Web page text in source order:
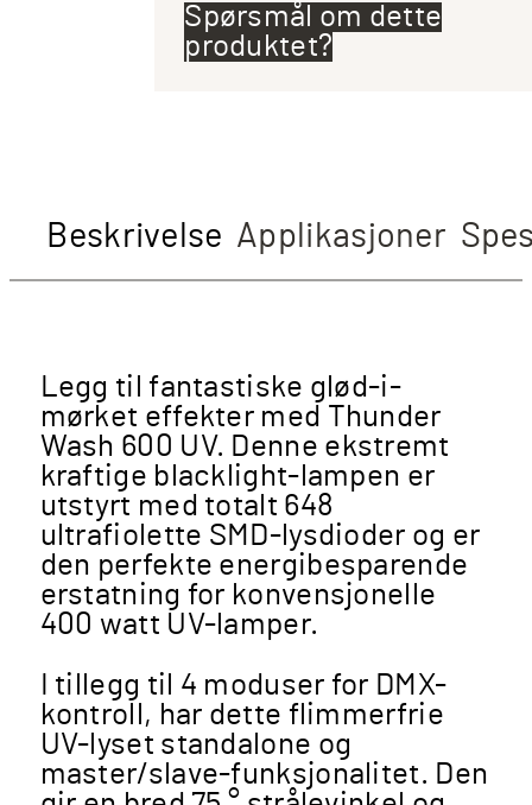
Spørsmål om dette
produktet?
Beskrivelse Applikasjoner
Legg til fantastiske glød-i-
mørket effekter med Thunder
Wash 600 UV. Denne ekstremt
kraftige blacklight-lampen er
utstyrt med totalt 648
ultrafiolette SMD-lysdioder og er
den perfekte energibesparende
erstatning for konvensjonelle
400 watt UV-lamper.
I tillegg til 4 moduser for DMX-
kontroll, har dette flimmerfrie
UV-lyset standalone og
master/slave-funksjonalitet. Den